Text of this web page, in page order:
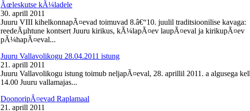
Ãœleskutse kÃ¼ladele
30. aprill 2011
Juuru VIII kihelkonnapÃ¤evad toimuvad 8.â€“10. juulil traditsioonilise kavaga:
reedeÃµhtune kontsert Juuru kirikus, kÃ¼lapÃ¤ev laupÃ¤eval ja kirikupÃ¤ev
pÃ¼hapÃ¤eval...
Juuru Vallavolikogu 28.04.2011 istung
21. aprill 2011
Juuru Vallavolikogu istung toimub neljapÃ¤eval, 28. aprillil 2011. a algusega kell
14.00 Juuru vallamajas...
DoonoripÃ¤evad Raplamaal
21. aprill 2011